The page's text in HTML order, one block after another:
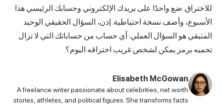
للاختراق. ضع واحدًا على بريدك الإلكتروني وحسابك الرئيسي هذا
الأسبوع، وأضف نسخة احتياطية. إذن، السؤال الحقيقي الوحيد
المتبقي هو السؤال العملي: أي حساب من حساباتك التي لا تزال
تحميه برمز يمكن لشخص غريب اختراقه اليوم؟
Elisabeth McGowan
A freelance writer passionate about celebrities, net worth
stories, athletes, and political figures. She transforms facts